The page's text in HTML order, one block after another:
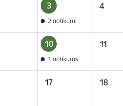
3
2 notikumi
4
10
1 notikums
11
17 18